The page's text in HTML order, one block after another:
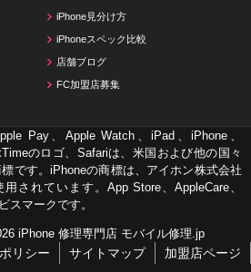
iPhone見分け方
iPhoneスペック比較
店舗ブログ
FC加盟店募集
Pay、Apple Watch、iPad、iPhone、
のロゴ、Safariは、米国および他の国々
です。iPhoneの商標は、アイホン株式会社
されています。App Store、AppleCare、
スマークです。
iPhone 修理専門店 モバイル修理.jp
リシー サイトマップ 加盟店ページ